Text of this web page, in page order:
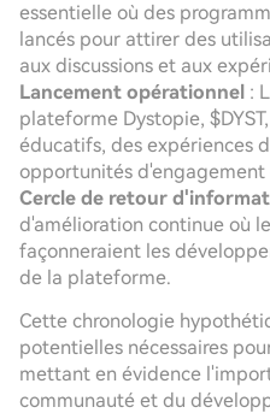
essentielle où des
lancés pour attirer des
aux discussions et aux
Lancement opérationnel :
plateforme Dystopie,
éducatifs, des expériences
opportunités d'engagement
Cercle de retour
d'amélioration continue où
façonneraient les
de la plateforme.
Cette chronologie
potentielles nécessaires
mettant en évidence
communauté et du